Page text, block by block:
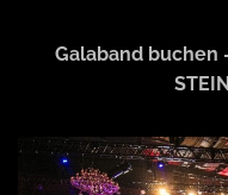
Galaband buchen